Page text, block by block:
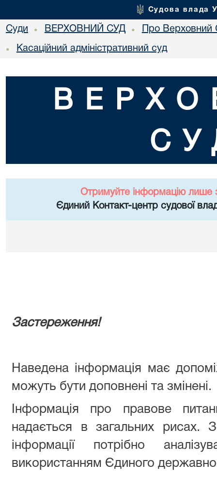
Судова влада
Суди • ВЕРХОВНИЙ СУД • Про Верховний
• Касаційний адміністративний суд
Отримуйте інформацію лише
Єдиний Контакт-центр судової
Застереження!
Наведена інформація має
можуть бути доповнені та змінені.
Інформація про правове
надається в загальних рисах.
інформації потрібно
використанням Єдиного